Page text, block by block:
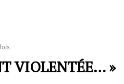
VIOLENTÉE… »